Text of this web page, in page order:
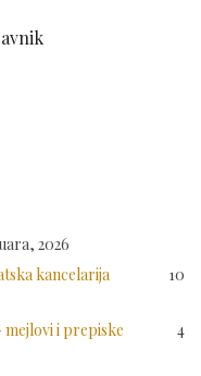
2026
kancelarija
10
i prepiske
4